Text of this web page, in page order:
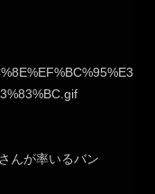
んが率いるバン